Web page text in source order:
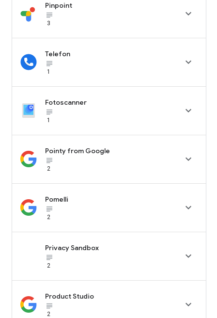
Pinpoint
subject_black
3

Telefon
subject_black
1

Fotoscanner
subject_black
1

Pointy from Google
subject_black
2

Pomelli
subject_black
2

Privacy Sandbox
subject_black
2

Product Studio
subject_black
2
